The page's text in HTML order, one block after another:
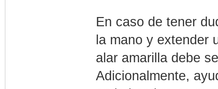
En caso de tener
la mano y extender
alar amarilla debe
Adicionalmente,